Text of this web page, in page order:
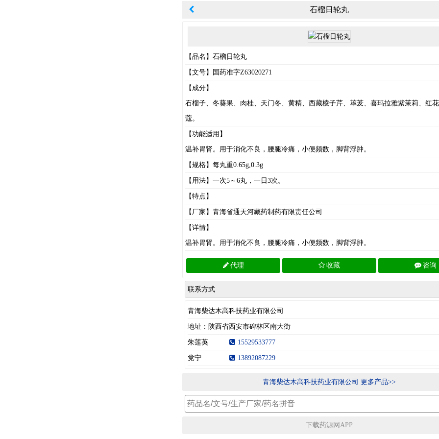
石榴日轮丸
【品名】石榴日轮丸
【文号】国药准字Z63020271
【成分】
石榴子、冬葵果、肉桂、天门冬、黄精、西藏棱子芹、荜茇、喜玛拉雅紫茉莉、红
蔻。
【功能适用】
温补胃肾。用于消化不良，腰腿冷痛，小便频数，脚背浮肿。
【规格】每丸重0.65g,0.3g
【用法】一次5～6丸，一日3次。
【特点】
【厂家】青海省通天河藏药制药有限责任公司
【详情】
温补胃肾。用于消化不良，腰腿冷痛，小便频数，脚背浮肿。
代理 收藏 咨询
联系方式
青海柴达木高科技药业有限公司
地址：陕西省西安市碑林区南大街
朱莲英 15529533777
党宁 13892087229
青海柴达木高科技药业有限公司 更多产品>>
下载药源网APP